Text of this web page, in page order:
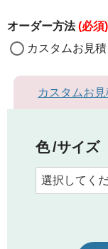
オーダー方法(必須)
カスタムお見積
カスタムお見
色 サイズ